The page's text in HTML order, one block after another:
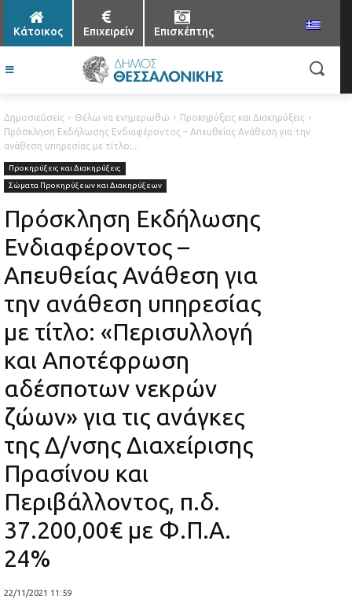
Κάτοικος Επιχειρείν Επισκέπτης
Δημοσιεύσεις Θέλω να ενημερωθώ
Προκηρύξεις και Διακηρύξεις
Πρόσκληση Εκδήλωσης Ενδιαφέροντος – Απευθείας Ανάθεση για την
ανάθεση υπηρεσίας με τίτλο:...
Προκηρύξεις και Διακηρύξεις
Σώματα Προκηρύξεων και Διακηρύξεων
Πρόσκληση Εκδήλωσης
Ενδιαφέροντος –
Απευθείας Ανάθεση για
την ανάθεση υπηρεσίας
με τίτλο: «Περισυλλογή
και Αποτέφρωση
αδέσποτων νεκρών
ζώων» για τις ανάγκες
της Δ/νσης Διαχείρισης
Πρασίνου και
Περιβάλλοντος, π.δ.
37.200,00€ με Φ.Π.Α.
24%
22/11/2021 11:59